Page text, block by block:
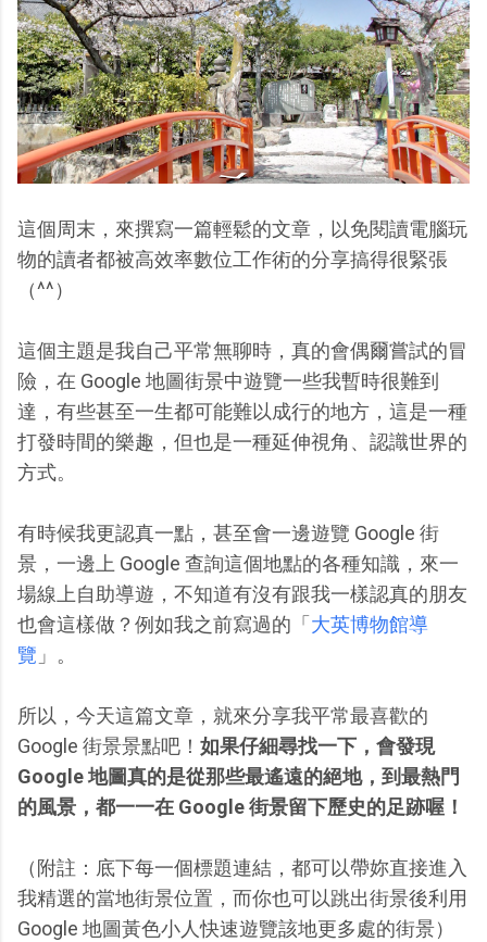
這個周末，來撰寫一篇輕鬆的文章，以免閱讀電腦玩
物的讀者都被高效率數位工作術的分享搞得很緊張
（^^）
這個主題是我自己平常無聊時，真的會偶爾嘗試的冒
險，在 Google 地圖街景中遊覽一些我暫時很難到
達，有些甚至一生都可能難以成行的地方，這是一種
打發時間的樂趣，但也是一種延伸視角、認識世界的
方式。
有時候我更認真一點，甚至會一邊遊覽 Google 街
景，一邊上 Google 查詢這個地點的各種知識，來一
場線上自助導遊，不知道有沒有跟我一樣認真的朋友
也會這樣做？例如我之前寫過的「 大英博物館導
覽 」。
所以，今天這篇文章，就來分享我平常最喜歡的
Google 街景景點吧！ 如果仔細尋找一下，會發現
Google 地圖真的是從那些最遙遠的絕地，到最熱門
的風景，都一一在 Google 街景留下歷史的足跡喔！
（附註：底下每一個標題連結，都可以帶妳直接進入
我精選的當地街景位置，而你也可以跳出街景後利用
Google 地圖黃色小人快速遊覽該地更多處的街景）